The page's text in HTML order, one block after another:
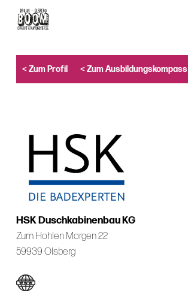
content
< Zum Profil < Zum Ausbildungskompass
HSK Duschkabinenbau KG
Zum Hohlen Morgen 22
59939 Olsberg